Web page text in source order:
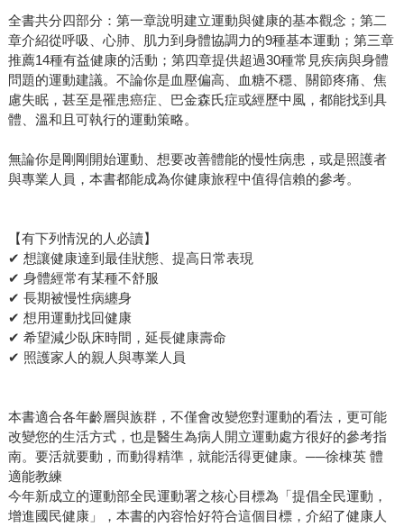
全書共分四部分：第一章說明建立運動與健康的基本觀念；第二
章介紹從呼吸、心肺、肌力到身體協調力的9種基本運動；第三章
推薦14種有益健康的活動；第四章提供超過30種常見疾病與身體
問題的運動建議。不論你是血壓偏高、血糖不穩、關節疼痛、焦
慮失眠，甚至是罹患癌症、巴金森氏症或經歷中風，都能找到具
體、溫和且可執行的運動策略。
無論你是剛剛開始運動、想要改善體能的慢性病患，或是照護者
與專業人員，本書都能成為你健康旅程中值得信賴的參考。
【有下列情況的人必讀】
✔ 想讓健康達到最佳狀態、提高日常表現
✔ 身體經常有某種不舒服
✔ 長期被慢性病纏身
✔ 想用運動找回健康
✔ 希望減少臥床時間，延長健康壽命
✔ 照護家人的親人與專業人員
本書適合各年齡層與族群，不僅會改變您對運動的看法，更可能
改變您的生活方式，也是醫生為病人開立運動處方很好的參考指
南。要活就要動，而動得精準，就能活得更健康。──徐棟英 體
適能教練
今年新成立的運動部全民運動署之核心目標為「提倡全民運動，
增進國民健康」，本書的內容恰好符合這個目標，介紹了健康人